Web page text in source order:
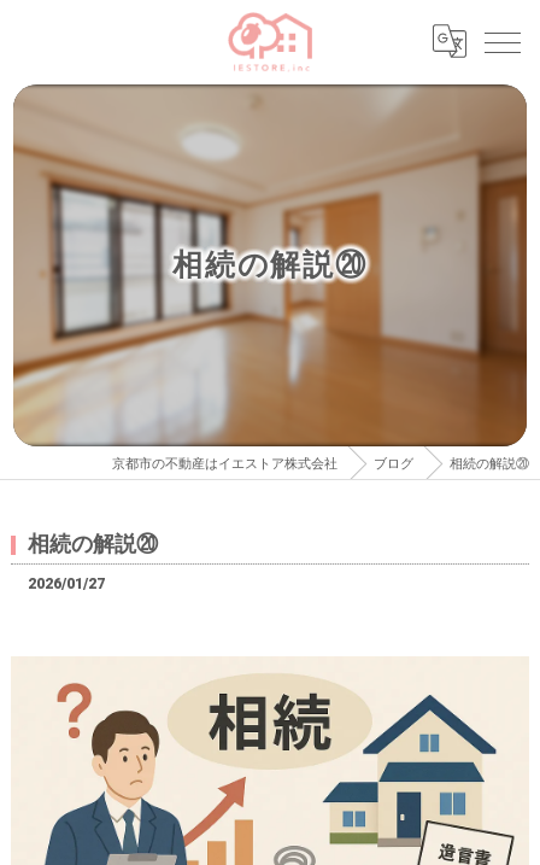
相続の解説⑳
京都市の不動産はイエストア株式会社 ブログ 相続の解説⑳
相続の解説⑳
2026/01/27